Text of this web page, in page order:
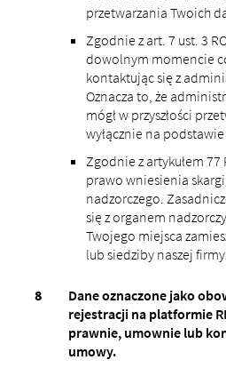
przetwarzania Twoich
Zgodnie z art. 7 ust. 3
dowolnym momencie
kontaktując się z
Oznacza to, że
mógł w przyszłości
wyłącznie na
Zgodnie z artykułem 77
prawo wniesienia
nadzorczego.
się z organem
Twojego miejsca
lub siedziby naszej firmy.
Dane oznaczone jako
rejestracji na platformie
prawnie, umownie lub
umowy.